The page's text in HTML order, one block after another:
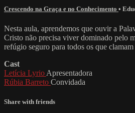
Crescendo na Graça e no Conhecimento •
Nesta aula, aprendemos que ouvir a
Cristo não precisa viver dominado pelo
refúgio seguro para todos os que
Cast
Letícia Lyrio Apresentadora
Rúbia Barreto Convidada
Share with friends